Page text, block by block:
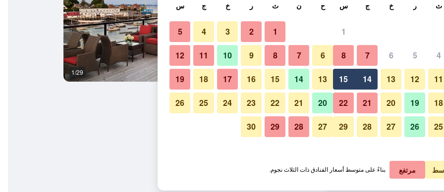
في الليلة
﷼ عرض الصفقة
﷼ عرض الصفقة
شرفة 1/29
صور لـ 16 باي فيو
ث ر خ ج س
1
4
5
6
7
8
11
12
13
14
15
18
19
20
21
22
25
26
27
28
29
ح ن ث ر خ ج س
1
2
3
4
5
6
7
8
9
10
11
12
13
14
15
16
17
18
19
20
21
22
23
24
25
26
27
28
29
30
مرتفع بناءً على متوسط أسعار الفنادق ذات الثلاث نجوم.